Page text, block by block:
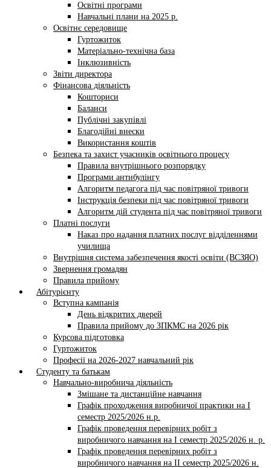
Освітні програми
Навчальні плани на 2025 р.
Освітнє середовище
Гуртожиток
Матеріально-технічна база
Інклюзивність
Звіти директора
Фінансова діяльність
Кошториси
Баланси
Публічні закупівлі
Благодійні внески
Використання коштів
Безпека та захист учасників освітнього процесу
Правила внутрішнього розпорядку
Програми антибулінгу
Алгоритм педагога під час повітряної тривоги
Інструкція безпеки під час повітряної тривоги
Алгоритм дій студента під час повітряної тривоги
Платні послуги
Наказ про надання платних послуг відділеннями
училища
Внутрішня система забезпечення якості освіти (ВСЗЯО)
Звернення громадян
Правила прийому
Абітурієнту
Вступна кампанія
День відкритих дверей
Правила прийому до ЗПКМС на 2026 рік
Курсова підготовка
Гуртожиток
Професії на 2026-2027 навчальний рік
Студенту та батькам
Навчально-виробнича діяльність
Змішане та дистанційне навчання
Графік проходження виробничої практики на І
семестр 2025/2026 н.р.
Графік проведення перевірних робіт з
виробничого навчання на І семестр 2025/2026 н. р.
Графік проведення перевірних робіт з
виробничого навчання на ІI семестр 2025/2026 н.